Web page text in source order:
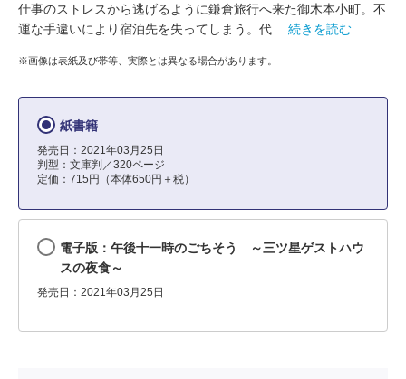
仕事のストレスから逃げるように鎌倉旅行へ来た御木本小町。不
運な手違いにより宿泊先を失ってしまう。代
…続きを読む
※画像は表紙及び帯等、実際とは異なる場合があります。
紙書籍
発売日：2021年03月25日
判型：文庫判／320ページ
定価：715円（本体650円＋税）
電子版：午後十一時のごちそう ～三ツ星ゲストハウ
スの夜食～
発売日：2021年03月25日